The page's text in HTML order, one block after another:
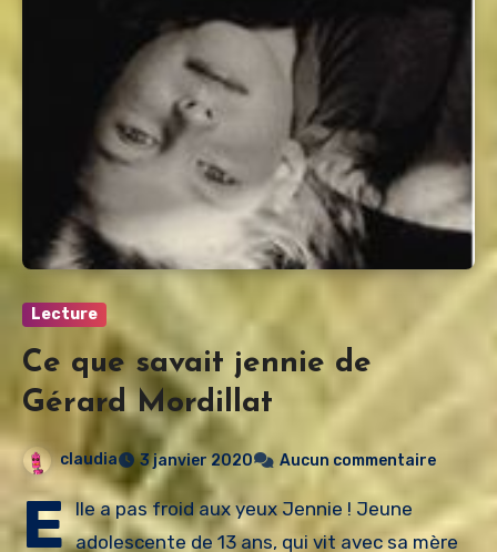
Lecture
Ce que savait jennie de
Gérard Mordillat
claudia 3 janvier 2020 Aucun commentaire
E lle a pas froid aux yeux Jennie ! Jeune
adolescente de 13 ans, qui vit avec sa mère